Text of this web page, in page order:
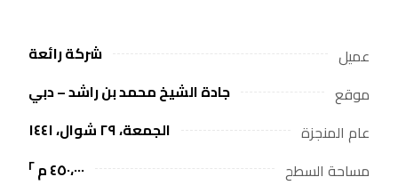
عميل
شركة رائعة
موقع
جادة الشيخ محمد بن راشد – دبي
عام المنجزة
الجمعة، ٢٩ شوال، ١٤٤١
مساحة السطح
٤٥٠،٠٠٠ م ٢